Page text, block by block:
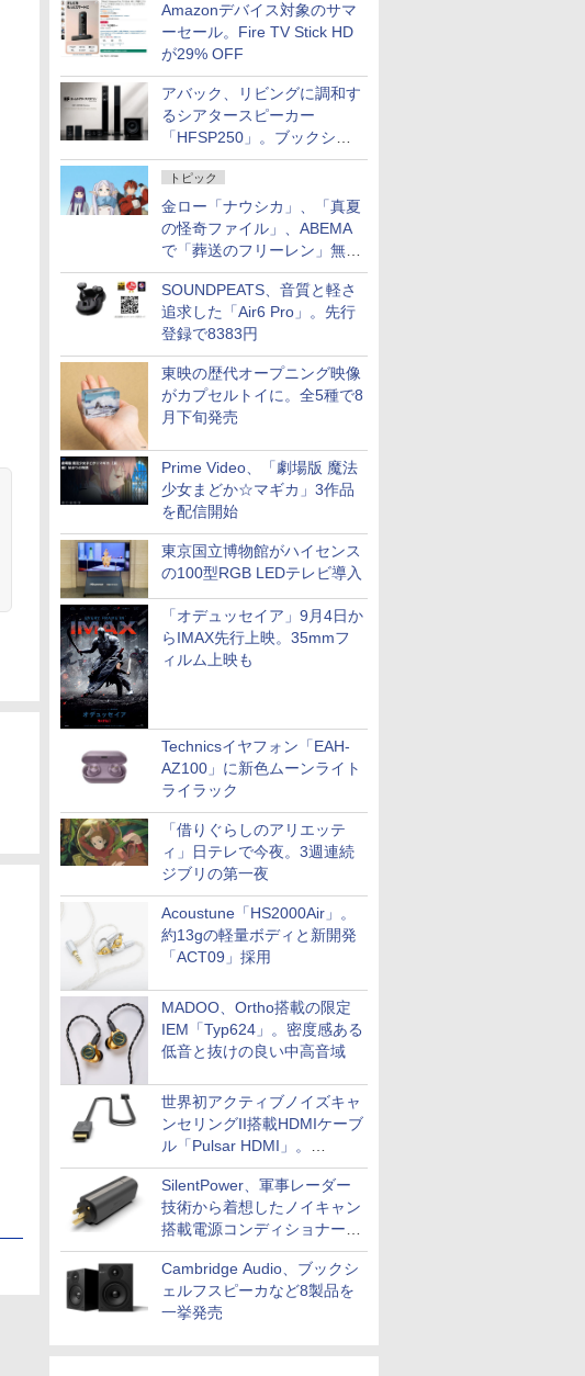
Amazonデバイス対象のサマ
ーセール。Fire TV Stick HD
が29% OFF
アバック、リビングに調和す
るシアタースピーカー
「HFSP250」。ブックシェ
ルフはペア3万円以下
トピック
金ロー「ナウシカ」、「真夏
の怪奇ファイル」、ABEMA
で「葬送のフリーレン」無料
配信など。夏の特番・配信情
報
SOUNDPEATS、音質と軽さ
追求した「Air6 Pro」。先行
登録で8383円
東映の歴代オープニング映像
がカプセルトイに。全5種で8
月下旬発売
Prime Video、「劇場版 魔法
少女まどか☆マギカ」3作品
を配信開始
東京国立博物館がハイセンス
の100型RGB LEDテレビ導入
「オデュッセイア」9月4日か
らIMAX先行上映。35mmフ
ィルム上映も
Technicsイヤフォン「EAH-
AZ100」に新色ムーンライト
ライラック
「借りぐらしのアリエッテ
ィ」日テレで今夜。3週連続
ジブリの第一夜
Acoustune「HS2000Air」。
約13gの軽量ボディと新開発
「ACT09」採用
MADOO、Ortho搭載の限定
IEM「Typ624」。密度感ある
低音と抜けの良い中高音域
世界初アクティブノイズキャ
ンセリングII搭載HDMIケーブ
ル「Pulsar HDMI」。
SilentPowerから
SilentPower、軍事レーダー
技術から着想したノイキャン
搭載電源コンディショナー
「AC iPurifier2」
Cambridge Audio、ブックシ
ェルフスピーカなど8製品を
一挙発売